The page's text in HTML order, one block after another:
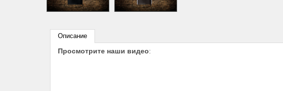
Описание
Просмотрите наши видео: